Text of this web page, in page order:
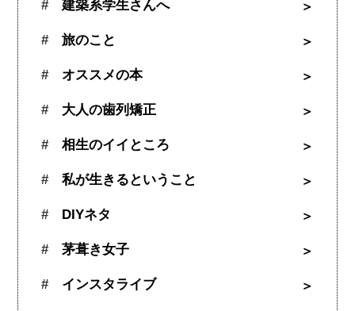
建築系学生さんへ
旅のこと
オススメの本
大人の歯列矯正
相生のイイところ
私が生きるということ
DIYネタ
茅葺き女子
インスタライブ